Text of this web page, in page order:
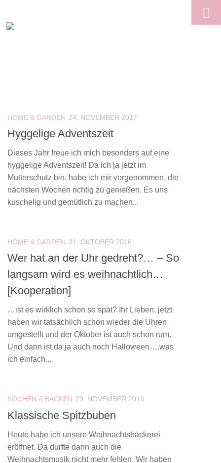
HOME & GARDEN 24. NOVEMBER 2017
Hyggelige Adventszeit
Dieses Jahr freue ich mich besonders auf eine
hyggelige Adventszeit! Da ich ja jetzt im
Mutterschutz bin, habe ich mir vorgenommen, die
nächsten Wochen richtig zu genießen. Es uns
kuschelig und gemütlich zu machen...
HOME & GARDEN 31. OKTOBER 2016
Wer hat an der Uhr gedreht?… – So
langsam wird es weihnachtlich…
[Kooperation]
…ist es wirklich schon so spät? Ihr Lieben, jetzt
haben wir tatsächlich schon wieder die Uhren
umgestellt und der Oktober ist auch schon rum.
Und dann ist da ja auch noch Halloween….was
ich einfach...
KOCHEN & BACKEN 29. NOVEMBER 2015
Klassische Spitzbuben
Heute habe ich unsere Weihnachtsbäckerei
eröffnet. Da durfte dann auch die
Weihnachtsmusik nicht mehr fehlen. Wir haben